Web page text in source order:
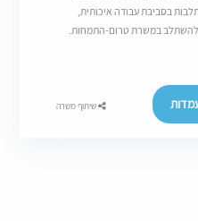
בסביבת עבודה איכותית,
במשרת טרום-התמחות.
שיתוף משרה